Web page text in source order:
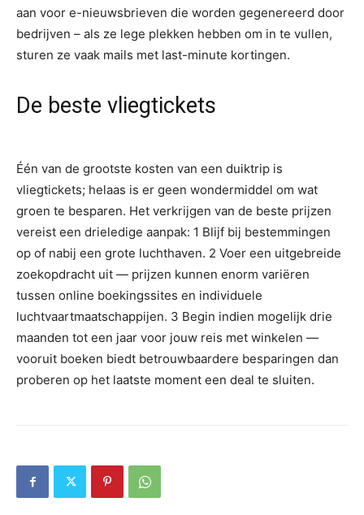
aan voor e-nieuwsbrieven die worden gegenereerd door
bedrijven – als ze lege plekken hebben om in te vullen,
sturen ze vaak mails met last-minute kortingen.
De beste vliegtickets
Één van de grootste kosten van een duiktrip is
vliegtickets; helaas is er geen wondermiddel om wat
groen te besparen. Het verkrijgen van de beste prijzen
vereist een drieledige aanpak: 1 Blijf bij bestemmingen
op of nabij een grote luchthaven. 2 Voer een uitgebreide
zoekopdracht uit — prijzen kunnen enorm variëren
tussen online boekingssites en individuele
luchtvaartmaatschappijen. 3 Begin indien mogelijk drie
maanden tot een jaar voor jouw reis met winkelen —
vooruit boeken biedt betrouwbaardere besparingen dan
proberen op het laatste moment een deal te sluiten.